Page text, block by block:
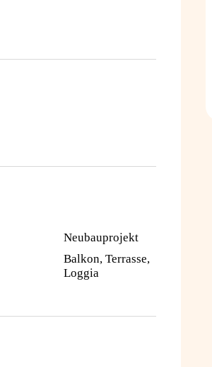
Neubauprojekt
Balkon, Terrasse,
Loggia